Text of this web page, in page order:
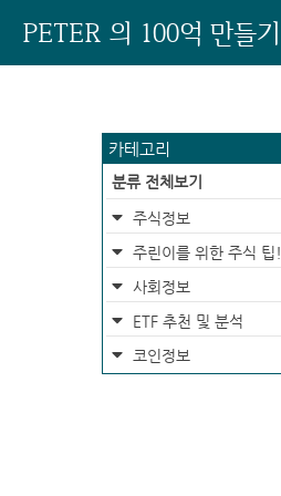
PETER 의 100억 만들기
카테고리
분류 전체보기
주식정보
주린이를 위한 주식 팁!
사회정보
ETF 추천 및 분석
코인정보